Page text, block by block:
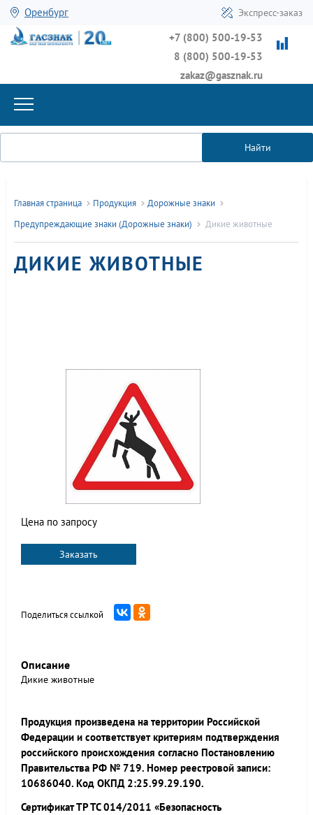
Оренбург Экспресс-заказ
+7 (800) 500-19-53
8 (800) 500-19-53
zakaz@gasznak.ru
Найти
Главная страница Продукция
Дорожные знаки
Предупреждающие знаки (Дорожные знаки)
Дикие животные
ДИКИЕ ЖИВОТНЫЕ
Цена по запросу
Заказать
Поделиться ссылкой
Описание
Дикие животные
Продукция произведена на территории Российской
Федерации и соответствует критериям подтверждения
российского происхождения согласно Постановлению
Правительства РФ № 719. Номер реестровой записи:
10686040. Код ОКПД 2:25.99.29.190.
Сертификат ТР ТС 014/2011 «Безопасность